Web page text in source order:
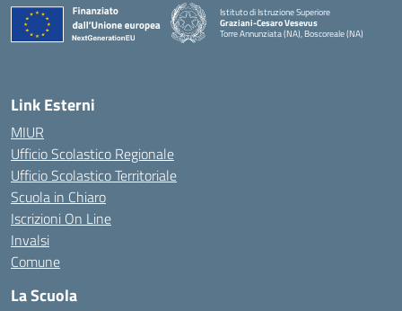
Istituto di Istruzione Superiore
Graziani-Cesaro Vesevus
Torre Annunziata (NA), Boscoreale (NA)
Link Esterni
MIUR
Ufficio Scolastico Regionale
Ufficio Scolastico Territoriale
Scuola in Chiaro
Iscrizioni On Line
Invalsi
Comune
La Scuola